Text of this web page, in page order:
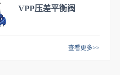
关/调节型执行器VA9208系列
米），16NM（3平米），
反馈/电压等型号选择，满足多
VPP压差平衡阀
查看更多>>